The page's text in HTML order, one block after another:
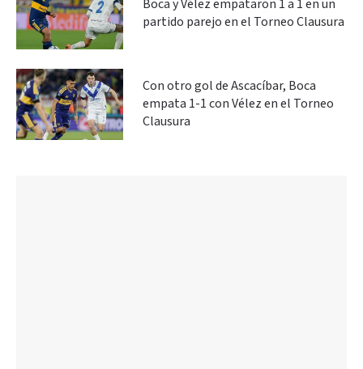
Boca y Vélez empataron 1 a 1 en un
partido parejo en el Torneo Clausura
Con otro gol de Ascacíbar, Boca
empata 1-1 con Vélez en el Torneo
Clausura